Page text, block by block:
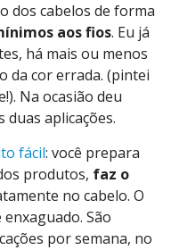
dos cabelos de forma
aos fios. Eu já
há mais ou menos
da cor errada. (pintei
Na ocasião deu
duas aplicações.
fácil: você prepara
produtos, faz o
no cabelo. O
São
por semana, no